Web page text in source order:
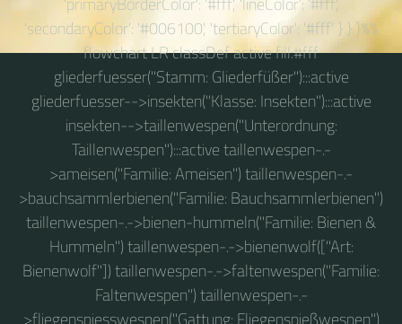
'secondaryColor': '#006100', 'tertiaryColor': '#fff' } } }%%
flowchart LR classDef active fill:#fff
gliederfuesser("Stamm: Gliederfüßer"):::active
gliederfuesser-->insekten("Klasse: Insekten"):::active
insekten-->taillenwespen("Unterordnung:
Taillenwespen"):::active taillenwespen-.-
>ameisen("Familie: Ameisen") taillenwespen-.-
>bauchsammlerbienen("Familie: Bauchsammlerbienen")
taillenwespen-.->bienen-hummeln("Familie: Bienen &
Hummeln") taillenwespen-.->bienenwolf(["Art:
Bienenwolf"]) taillenwespen-.->faltenwespen("Familie:
Faltenwespen") taillenwespen-.-
>fliegenspiesswespen("Gattung: Fliegenspießwespen")